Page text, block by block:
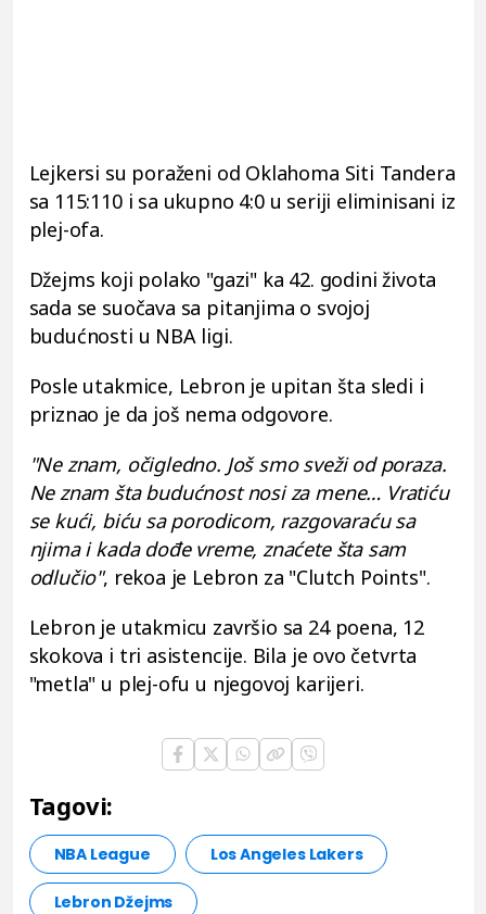
Lejkersi su poraženi od Oklahoma Siti Tandera
sa 115:110 i sa ukupno 4:0 u seriji eliminisani iz
plej-ofa.
Džejms koji polako "gazi" ka 42. godini života
sada se suočava sa pitanjima o svojoj
budućnosti u NBA ligi.
Posle utakmice, Lebron je upitan šta sledi i
priznao je da još nema odgovore.
"Ne znam, očigledno. Još smo sveži od poraza.
Ne znam šta budućnost nosi za mene… Vratiću
se kući, biću sa porodicom, razgovaraću sa
njima i kada dođe vreme, znaćete šta sam
odlučio", rekoa je Lebron za "Clutch Points".
Lebron je utakmicu završio sa 24 poena, 12
skokova i tri asistencije. Bila je ovo četvrta
"metla" u plej-ofu u njegovoj karijeri.
Tagovi:
NBA League Los Angeles Lakers
Lebron Džejms